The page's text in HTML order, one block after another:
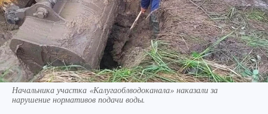
Начальника участка «Калугаоблводоканала» наказали за
нарушение нормативов подачи воды.